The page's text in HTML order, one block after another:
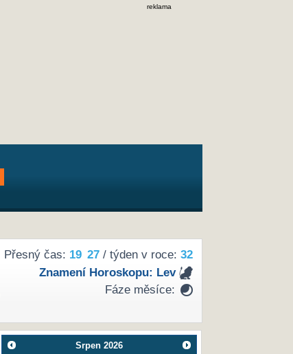
reklama
Přesný čas: 19 27/ týden v roce: 32
Znamení Horoskopu: Lev
Fáze měsíce:
Srpen 2026